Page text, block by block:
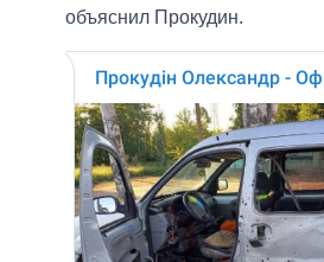
объяснил Прокудин.